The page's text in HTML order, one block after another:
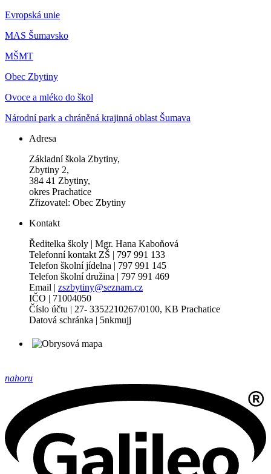
Evropská unie
MAS Šumavsko
MŠMT
Obec Zbytiny
Ovoce a mléko do škol
Národní park a chráněná krajinná oblast Šumava
Adresa
Základní škola Zbytiny,
Zbytiny 2,
384 41 Zbytiny,
okres Prachatice
Zřizovatel: Obec Zbytiny
Kontakt
Ředitelka školy | Mgr. Hana Kaboňová
Telefonní kontakt ZŠ | 797 991 133
Telefon školní jídelna | 797 991 145
Telefon školní družina | 797 991 469
Email | zszbytiny@seznam.cz
IČO | 71004050
Číslo účtu | 27- 3352210267/0100, KB Prachatice
Datová schránka | 5nkmujj
nahoru